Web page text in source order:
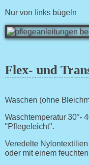
Nur von links bügeln
Flex- und
Waschen (ohne
Waschtemperatur 30°-
"Pflegeleicht".
Veredelte
oder mit einem